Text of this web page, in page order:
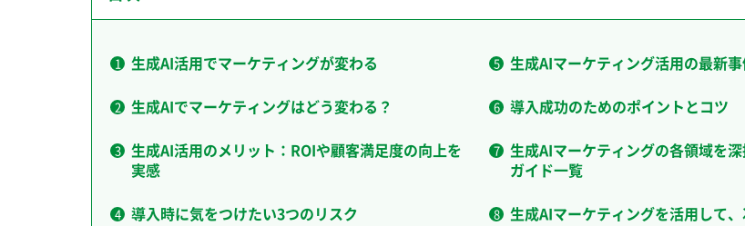
生成AI活用でマーケティングが変わる
生成AIでマーケティングはどう変わる？
生成AI活用のメリット：ROIや顧客満足度の向上を
実感
導入時に気をつけたい3つのリスク
生成AIマーケティング活用の最新
導入成功のためのポイントとコツ
生成AIマーケティングの各領域を
ガイド一覧
生成AIマーケティングを活用して